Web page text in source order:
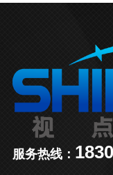
服务热线：